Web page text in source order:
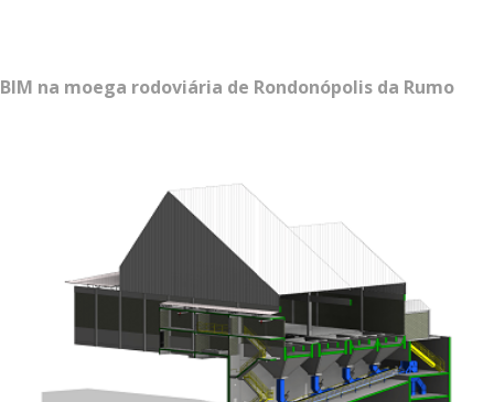
BIM na moega rodoviária de Rondonópolis da Rumo